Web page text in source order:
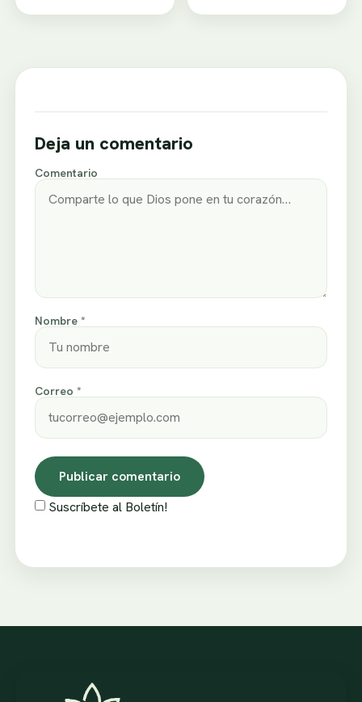
Deja un comentario
Comentario
Nombre *
Correo *
Suscríbete al Boletín!